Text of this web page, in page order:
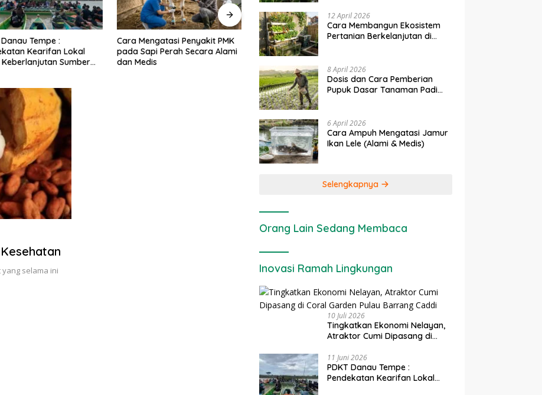
Penyakit PMK
Perah Secara Alami
Dosis dan Cara Pemupukan
Tanaman Padi pada Fase
Vegetatif Aktif yang Tepat
Penerapan IoT dalam
Pertanian Modern di Indonesia
Ekonomi Sumber Daya Lahan:
selama ini
12 April 2026
Cara Membangun Ekosistem
Pertanian Berkelanjutan di
8 April 2026
Dosis dan Cara Pemberian
Pupuk Dasar Tanaman Padi
6 April 2026
Cara Ampuh Mengatasi Jamur
Ikan Lele (Alami & Medis)
Selengkapnya
Orang Lain Sedang Membaca
Inovasi Ramah Lingkungan
10 Juli 2026
Tingkatkan Ekonomi Nelayan,
Atraktor Cumi Dipasang di
Caddi
11 Juni 2026
PDKT Danau Tempe :
Pendekatan Kearifan Lokal